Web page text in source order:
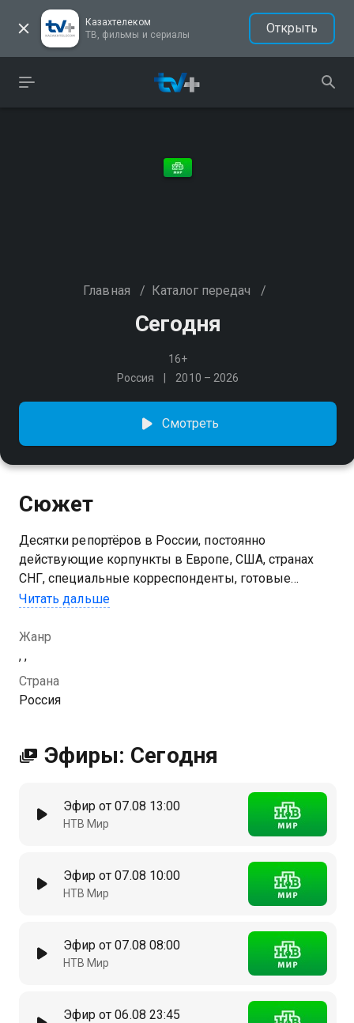
Казахтелеком
ТВ, фильмы и сериалы
Открыть
Главная / Каталог передач /
Сегодня
16+
Россия
2010 – 2026
Смотреть
Сюжет
Десятки репортёров в России, постоянно
действующие корпункты в Европе, США, странах
СНГ, специальные корреспонденты, готовые
немедленно отправиться в любую точку мира, - всё
актуальные новости
Читать дальше
Жанр
, ,
Страна
Россия
Эфиры: Сегодня
Эфир от 07.08 13:00
НТВ Мир
Эфир от 07.08 10:00
НТВ Мир
Эфир от 07.08 08:00
НТВ Мир
Эфир от 06.08 23:45